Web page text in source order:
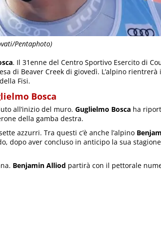
Pentaphoto)
. Il 31enne del Centro Sportivo Esercito di
di Beaver Creek di giovedì. L’alpino
Fisi.
Bosca
all’inizio del muro. Guglielmo Bosca ha
della gamba destra.
azzurri. Tra questi c’è anche l’alpino
dopo aver concluso in anticipo la sua
Benjamin Alliod partirà con il pettorale